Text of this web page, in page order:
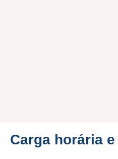
Carga horária